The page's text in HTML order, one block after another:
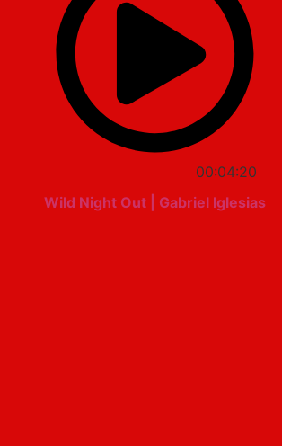
00:04:20
Wild Night Out | Gabriel Iglesias